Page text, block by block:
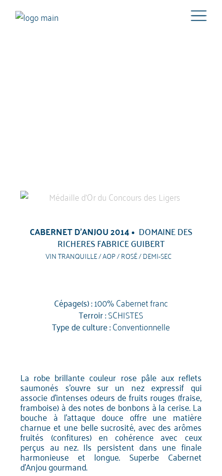
CABERNET D'ANJOU 2014 DOMAINE DES
RICHERES FABRICE GUIBERT
VIN TRANQUILLE / AOP / ROSÉ / DEMI-SEC
Cépage(s) :100% Cabernet franc
Terroir :SCHISTES
Type de culture :Conventionnelle
La robe brillante couleur rose pâle aux reflets
saumonés s'ouvre sur un nez expressif qui
associe d'intenses odeurs de fruits rouges (fraise,
framboise) à des notes de bonbons à la cerise. La
bouche à l'attaque douce offre une matière
charnue et une belle sucrosité, avec des arômes
fruités (confitures) en cohérence avec ceux
perçus au nez. Ils persistent dans une finale
harmonieuse et longue. Superbe Cabernet
d'Anjou gourmand.